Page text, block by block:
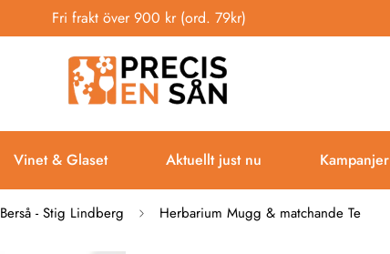
Fri frakt över 900 kr (ord. 79kr)
Vinet & Glaset Aktuellt just nu Kampanjer
Berså - Stig Lindberg Herbarium Mugg & matchande Te